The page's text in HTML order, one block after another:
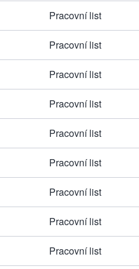
Pracovní list
Pracovní list
Pracovní list
Pracovní list
Pracovní list
Pracovní list
Pracovní list
Pracovní list
Pracovní list